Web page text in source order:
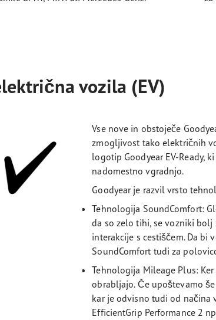
vozila (EV)
Vse nove in obstoječe
zmogljivost tako električnih
logotip Goodyear EV-Ready,
nadomestno vgradnjo.
Goodyear je razvil vrsto
Tehnologija SoundComfort:
da so zelo tihi, se vozniki
interakcije s cestiščem. Da
SoundComfort tudi za
Tehnologija Mileage Plus:
obrabljajo. Če upoštevamo
kar je odvisno tudi od načina
EfficientGrip Performance 2